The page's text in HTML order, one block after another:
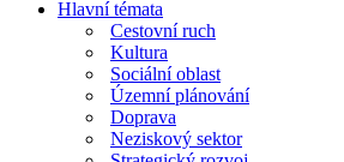
Hlavní témata
Cestovní ruch
Kultura
Sociální oblast
Územní plánování
Doprava
Neziskový sektor